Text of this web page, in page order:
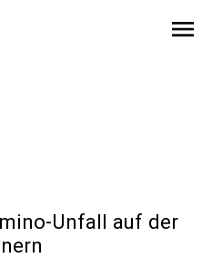
menu
Unfall auf der